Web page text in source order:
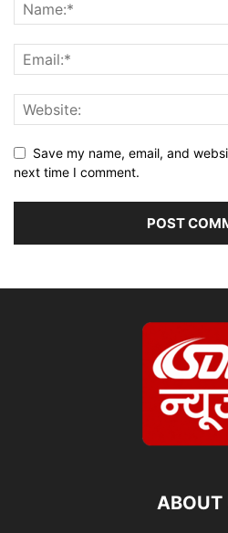
Save my name, email, and
next time I comment.
ABOUT